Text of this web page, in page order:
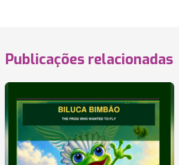
Publicações relacionadas